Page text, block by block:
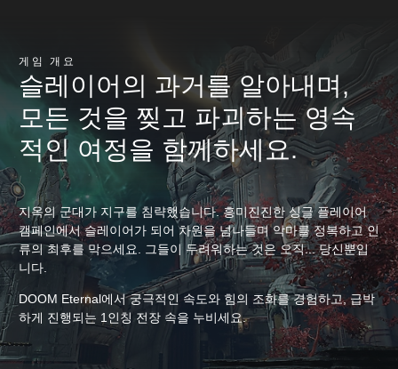
게임 개요
슬레이어의 과거를 알아내며,
모든 것을 찢고 파괴하는 영속
적인 여정을 함께하세요.
지옥의 군대가 지구를 침략했습니다. 흥미진진한 싱글 플레이어
캠페인에서 슬레이어가 되어 차원을 넘나들며 악마를 정복하고 인
류의 최후를 막으세요. 그들이 두려워하는 것은 오직... 당신뿐입
니다.
DOOM Eternal에서 궁극적인 속도와 힘의 조화를 경험하고, 급박
하게 진행되는 1인칭 전장 속을 누비세요.